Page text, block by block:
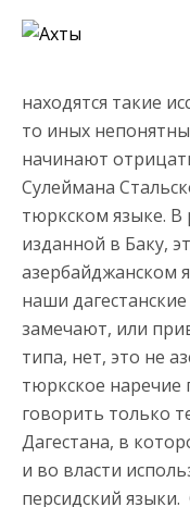
находятся такие
то иных
начинают
Сулеймана
тюркском языке. В
изданной в Баку,
азербайджанском
наши
замечают, или
типа, нет, это не
тюркское наречие
говорить только
Дагестана, в
и во власти
персидский